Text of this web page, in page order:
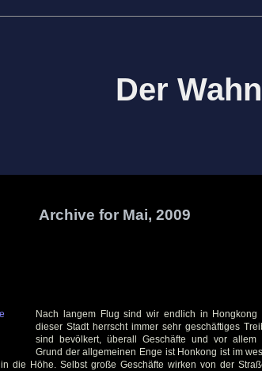
Der
Archive for Mai, 2009
Nach langem Flug sind wir endlich in Hongkong
dieser Stadt herrscht immer sehr geschäftiges
sind bevölkert, überall Geschäfte und vor allem
Grund der allgemeinen Enge ist Honkong ist im
die Höhe. Selbst große Geschäfte wirken von der